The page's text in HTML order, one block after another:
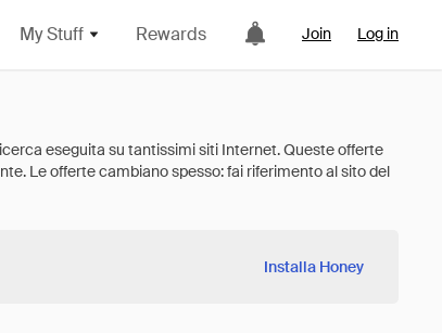
My Stuff Rewards Join Log in
Installa Honey